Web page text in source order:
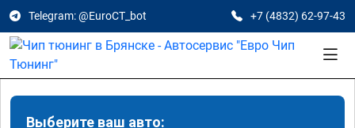
Telegram: @EuroCT_bot +7 (4832) 62-97-43
Выберите ваш авто: